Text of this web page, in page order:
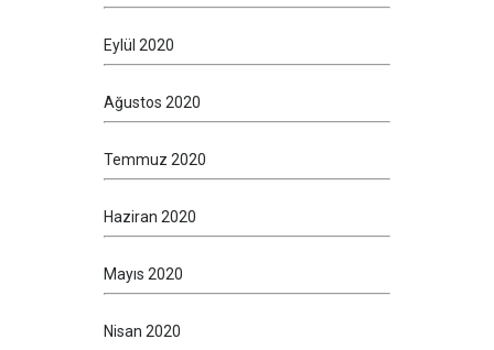
Eylül 2020
Ağustos 2020
Temmuz 2020
Haziran 2020
Mayıs 2020
Nisan 2020